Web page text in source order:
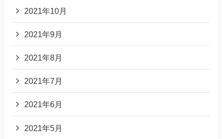
2021年10月
2021年9月
2021年8月
2021年7月
2021年6月
2021年5月